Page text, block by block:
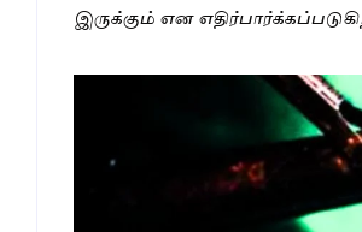
இருக்கும் என